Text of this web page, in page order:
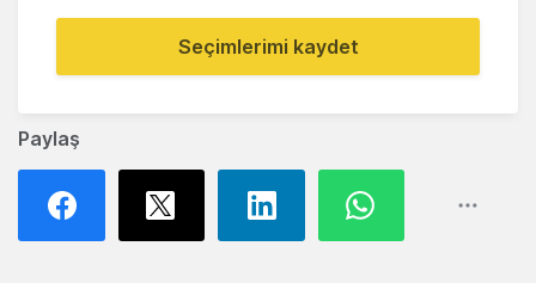
Paylaş
Seçimlerimi kaydet